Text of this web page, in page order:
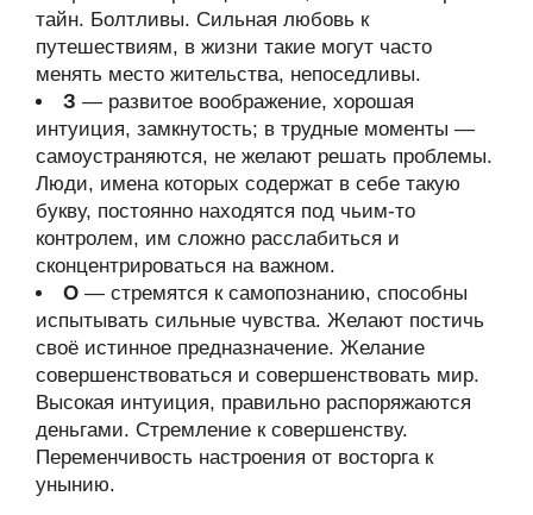
тайн. Болтливы. Сильная любовь к
путешествиям, в жизни такие могут часто
менять место жительства, непоседливы.
З — развитое воображение, хорошая
интуиция, замкнутость; в трудные моменты —
самоустраняются, не желают решать проблемы.
Люди, имена которых содержат в себе такую
букву, постоянно находятся под чьим-то
контролем, им сложно расслабиться и
сконцентрироваться на важном.
О — стремятся к самопознанию, способны
испытывать сильные чувства. Желают постичь
своё истинное предназначение. Желание
совершенствоваться и совершенствовать мир.
Высокая интуиция, правильно распоряжаются
деньгами. Стремление к совершенству.
Переменчивость настроения от восторга к
унынию.